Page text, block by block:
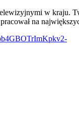
w kraju.
na